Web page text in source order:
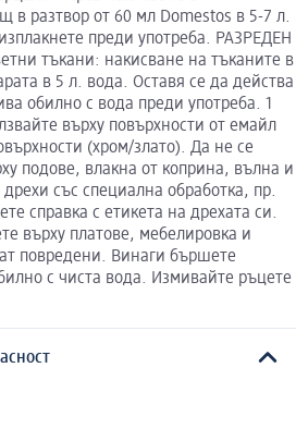
в разтвор от 60 мл Domestos в 5-7 л.
преди употреба. РАЗРЕДЕН
тъкани: накисване на тъканите в
в 5 л. вода. Оставя се да действа
обилно с вода преди употреба. 1
върху повърхности от емайл
(хром/злато). Да не се
подове, влакна от коприна, вълна и
със специална обработка, пр.
справка с етикета на дрехата си.
върху платове, мебелировка и
повредени. Винаги бършете
с чиста вода. Измивайте ръцете